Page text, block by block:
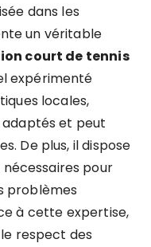
dans les
un véritable
court de tennis
expérimenté
locales,
et peut
De plus, il dispose
pour
problèmes
à cette expertise,
respect des